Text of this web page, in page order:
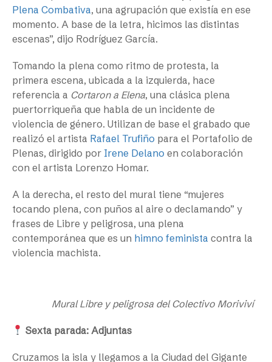
Plena Combativa, una agrupación que existía en ese
momento. A base de la letra, hicimos las distintas
escenas”, dijo Rodríguez García.
Tomando la plena como ritmo de protesta, la
primera escena, ubicada a la izquierda, hace
referencia a Cortaron a Elena, una clásica plena
puertorriqueña que habla de un incidente de
violencia de género. Utilizan de base el grabado que
realizó el artista Rafael Trufiño para el Portafolio de
Plenas, dirigido por Irene Delano en colaboración
con el artista Lorenzo Homar.
A la derecha, el resto del mural tiene “mujeres
tocando plena, con puños al aire o declamando” y
frases de Libre y peligrosa, una plena
contemporánea que es un himno feminista contra la
violencia machista.
Mural Libre y peligrosa del Colectivo Moriviví
Sexta parada: Adjuntas
Cruzamos la isla y llegamos a la Ciudad del Gigante